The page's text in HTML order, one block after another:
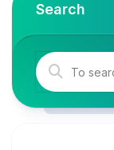
Search